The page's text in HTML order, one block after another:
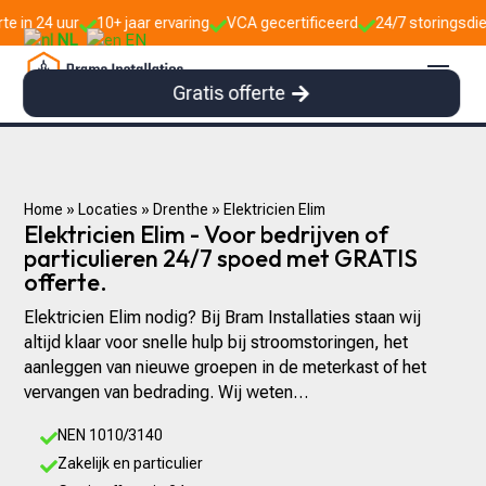
10+ jaar ervaringVCA gecertificeerd24/7 storingsdienst
NL EN
Gratis offerte
Home » Locaties » Drenthe » Elektricien Elim
Elektricien Elim - Voor bedrijven of
particulieren 24/7 spoed met GRATIS
offerte.
Elektricien Elim nodig? Bij Bram Installaties staan wij
altijd klaar voor snelle hulp bij stroomstoringen, het
aanleggen van nieuwe groepen in de meterkast of het
vervangen van bedrading. Wij weten…
NEN 1010/3140
Zakelijk en particulier